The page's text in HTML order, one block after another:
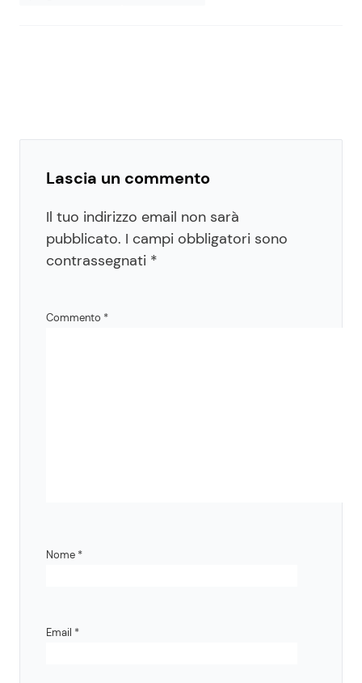
Lascia un commento
Il tuo indirizzo email non sarà
pubblicato. I campi obbligatori sono
contrassegnati *
Commento *
Nome *
Email *